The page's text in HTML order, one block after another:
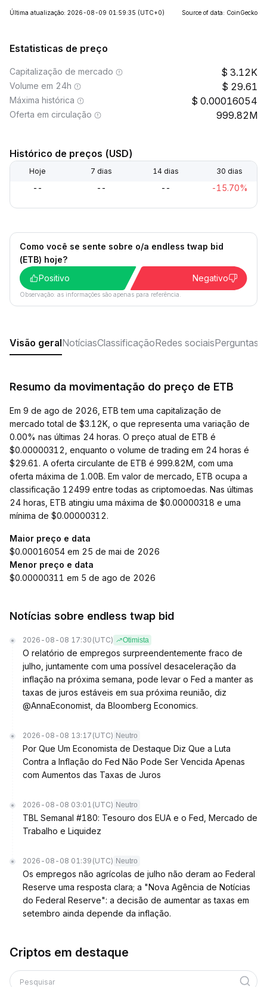
Última atualização: 2026-08-09 01:59:35 (UTC+0) Source of data: CoinGecko
Estatisticas de preço
Capitalização de mercado 3.12K
Volume em 24h 29.61
Máxima histórica 0.00016054
Oferta em circulação 999.82M
Histórico de preços (USD)
Hoje 7 dias 14 dias 30 dias
-- -- -- -15.70%
Como você se sente sobre o/a endless twap bid
(ETB) hoje?
Positivo
Negativo
Observação: as informações são apenas para referência.
Visão geralNotíciasClassificaçãoRedes sociaisPerguntas
Resumo da movimentação do preço de ETB
Em 9 de ago de 2026, ETB tem uma capitalização de
mercado total de $3.12K, o que representa uma variação de
0.00% nas últimas 24 horas. O preço atual de ETB é
$0.00000312, enquanto o volume de trading em 24 horas é
$29.61. A oferta circulante de ETB é 999.82M, com uma
oferta máxima de 1.00B. Em valor de mercado, ETB ocupa a
classificação 12499 entre todas as criptomoedas. Nas últimas
24 horas, ETB atingiu uma máxima de $0.00000318 e uma
mínima de $0.00000312.
Maior preço e data
$0.00016054 em 25 de mai de 2026
Menor preço e data
$0.00000311 em 5 de ago de 2026
Notícias sobre endless twap bid
2026-08-08 17:30 (UTC) Otimista
O relatório de empregos surpreendentemente fraco de
julho, juntamente com uma possível desaceleração da
inflação na próxima semana, pode levar o Fed a manter as
taxas de juros estáveis em sua próxima reunião, diz
@AnnaEconomist, da Bloomberg Economics.
2026-08-08 13:17 (UTC) Neutro
Por Que Um Economista de Destaque Diz Que a Luta
Contra a Inflação do Fed Não Pode Ser Vencida Apenas
com Aumentos das Taxas de Juros
2026-08-08 03:01 (UTC) Neutro
TBL Semanal #180: Tesouro dos EUA e o Fed, Mercado de
Trabalho e Liquidez
2026-08-08 01:39 (UTC) Neutro
Os empregos não agrícolas de julho não deram ao Federal
Reserve uma resposta clara; a "Nova Agência de Notícias
do Federal Reserve": a decisão de aumentar as taxas em
setembro ainda depende da inflação.
Criptos em destaque
Pesquisar